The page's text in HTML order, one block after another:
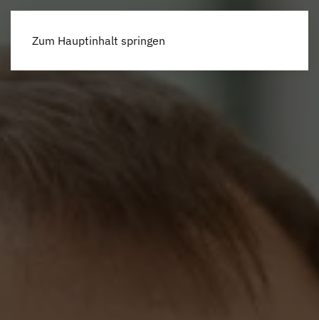
Zum Hauptinhalt springen